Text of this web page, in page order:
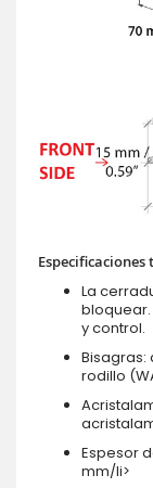
Especificaciones
La
y control.
rodillo
Espesor
mm/li>